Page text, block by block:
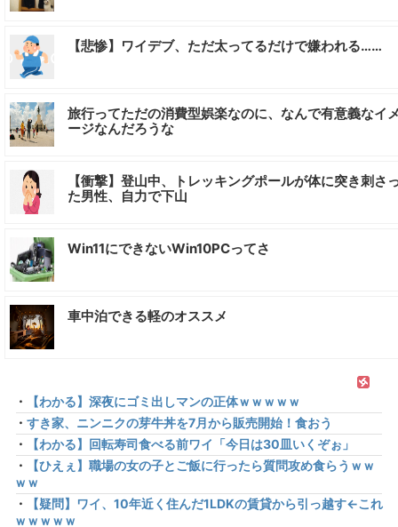
【悲惨】ワイデブ、ただ太ってるだけで嫌われる……
旅行ってただの消費型娯楽なのに、なんで有意義なイ
ージなんだろうな
【衝撃】登山中、トレッキングポールが体に突き刺さ
た男性、自力で下山
Win11にできないWin10PCってさ
車中泊できる軽のオススメ
・
【わかる】深夜にゴミ出しマンの正体ｗｗｗｗｗ
・ すき家、ニンニクの芽牛丼を7月から販売開始！食おう
・
【わかる】回転寿司食べる前ワイ「今日は30皿いくぞぉ」
・
【ひえぇ】職場の女の子とご飯に行ったら質問攻め食らうｗｗ
ｗｗ
・
【疑問】ワイ、10年近く住んだ1LDKの賃貸から引っ越す←これ
ｗｗｗｗｗ